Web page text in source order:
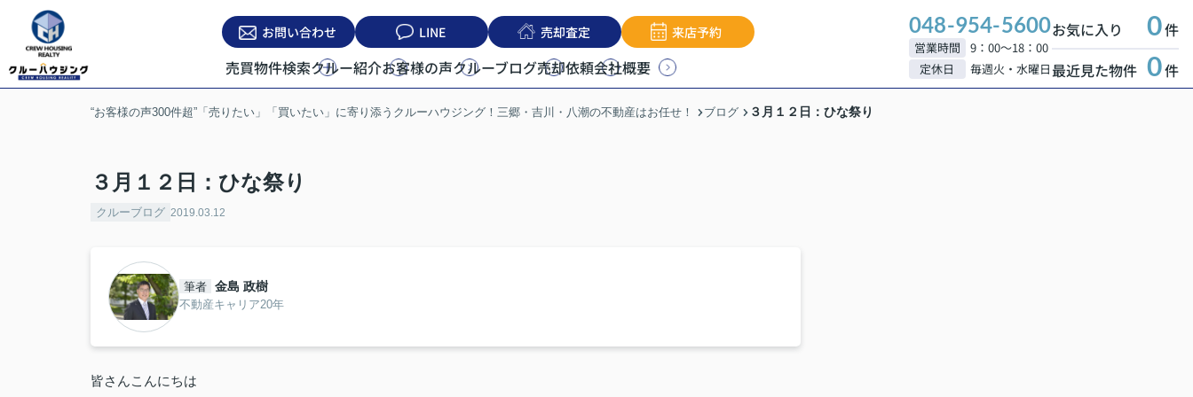
お問い合わせ LINE 売却査定 来店予約
売買物件検索クルー紹介お客様の声クルーブログ売却依頼会社概要
048-954-5600
営業時間
9：00～18：00
定休日
毎週火・水曜日
お気に入り 0件
最近見た物件 0件
“お客様の声300件超”「売りたい」「買いたい」に寄り添うクルーハウジング！三郷・吉川・八潮の不動産はお任せ！ ブログ ３月１２日：ひな祭り
３月１２日：ひな祭り
クルーブログ 2019.03.12
筆者 金島 政樹
不動産キャリア20年
皆さんこんにちは